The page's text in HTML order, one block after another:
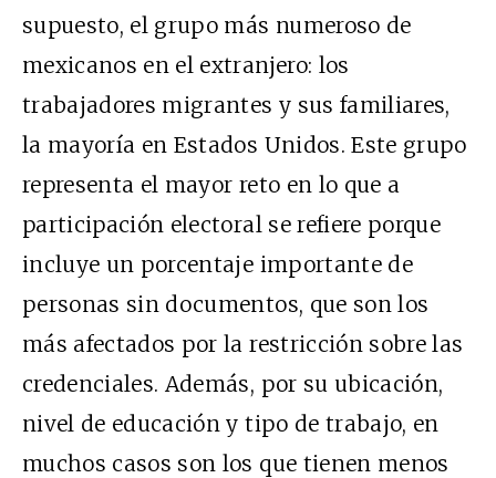
supuesto, el grupo más numeroso de
mexicanos en el extranjero: los
trabajadores migrantes y sus familiares,
la mayoría en Estados Unidos. Este grupo
representa el mayor reto en lo que a
participación electoral se refiere porque
incluye un porcentaje importante de
personas sin documentos, que son los
más afectados por la restricción sobre las
credenciales. Además, por su ubicación,
nivel de educación y tipo de trabajo, en
muchos casos son los que tienen menos